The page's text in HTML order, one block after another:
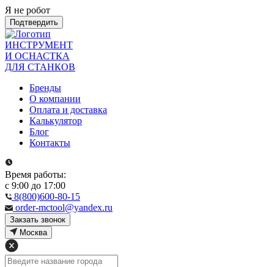
Я не робот
Подтвердить
ИНСТРУМЕНТ
И ОСНАСТКА
ДЛЯ СТАНКОВ
Бренды
О компании
Оплата и доставка
Калькулятор
Блог
Контакты
Время работы:
с 9:00 до 17:00
8(800)600-80-15
order-mctool@yandex.ru
Закзать звонок
Москва